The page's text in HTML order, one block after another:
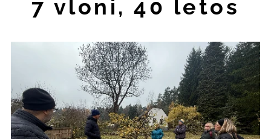
7 vloni, 40 letos